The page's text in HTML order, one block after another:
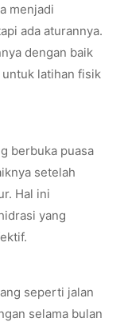
menjadi
ada aturannya.
dengan baik
latihan fisik
berbuka puasa
setelah
Hal ini
yang
seperti jalan
selama bulan